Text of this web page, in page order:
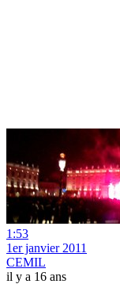
1:53
1er janvier 2011
CEMIL
il y a 16 ans